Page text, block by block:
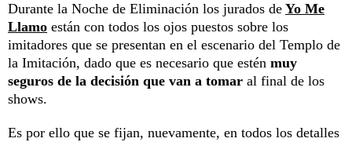
Durante la Noche de Eliminación los jurados de Yo Me
Llamo están con todos los ojos puestos sobre los
imitadores que se presentan en el escenario del Templo de
la Imitación, dado que es necesario que estén muy
seguros de la decisión que van a tomar al final de los
shows.
Es por ello que se fijan, nuevamente, en todos los detalles